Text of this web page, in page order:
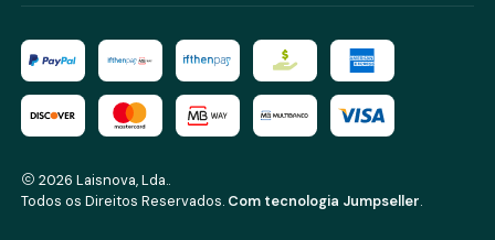
2026 Laisnova, Lda..
Todos os Direitos Reservados. Com tecnologia Jumpseller.